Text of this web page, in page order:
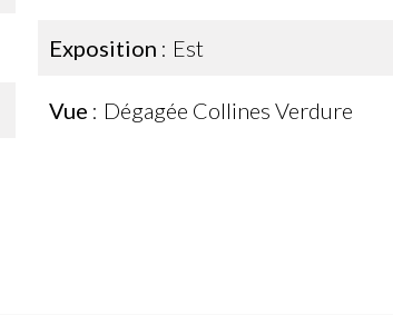
Exposition Est
Vue Dégagée Collines Verdure